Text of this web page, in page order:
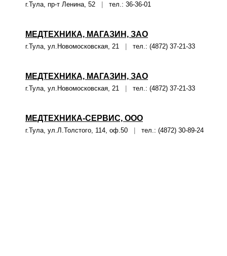
г.Тула, пр-т Ленина, 52 тел.: 36-36-01
МЕДТЕХНИКА, МАГАЗИН, ЗАО
г.Тула, ул.Новомосковская, 21 тел.: (4872) 37-21-33
МЕДТЕХНИКА, МАГАЗИН, ЗАО
г.Тула, ул.Новомосковская, 21 тел.: (4872) 37-21-33
МЕДТЕХНИКА-СЕРВИС, ООО
г.Тула, ул.Л.Толстого, 114, оф.50 тел.: (4872) 30-89-24